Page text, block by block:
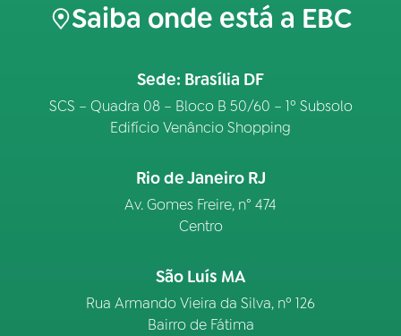
Saiba onde está a EBC
Sede: Brasília DF
SCS – Quadra 08 – Bloco B 50/60 – 1º Subsolo
Edifício Venâncio Shopping
Rio de Janeiro RJ
Av. Gomes Freire, n° 474
Centro
São Luís MA
Rua Armando Vieira da Silva, nº 126
Bairro de Fátima